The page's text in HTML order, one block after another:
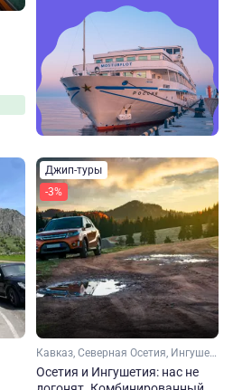
Джип-туры
-3%
Кавказ, Северная Осетия, Ингушетия
Осетия и Ингушетия: нас не